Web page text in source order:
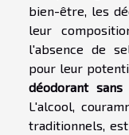
bien-être, les
leur
l'absence de
pour leur
déodorant sans
L'alcool,
traditionnels,